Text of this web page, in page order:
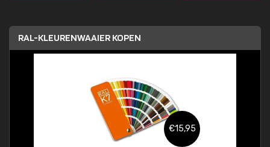
RAL-KLEURENWAAIER KOPEN
€15,95